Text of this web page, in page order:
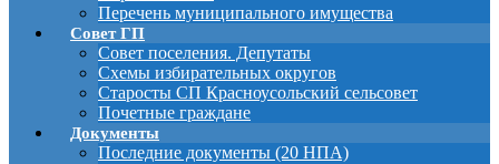
Перечень муниципального имущества
Совет ГП
Совет поселения. Депутаты
Схемы избирательных округов
Старосты СП Красноусольский сельсовет
Почетные граждане
Документы
Последние документы (20 НПА)